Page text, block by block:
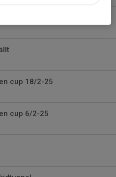
cup 18/2-25
cup 6/2-25